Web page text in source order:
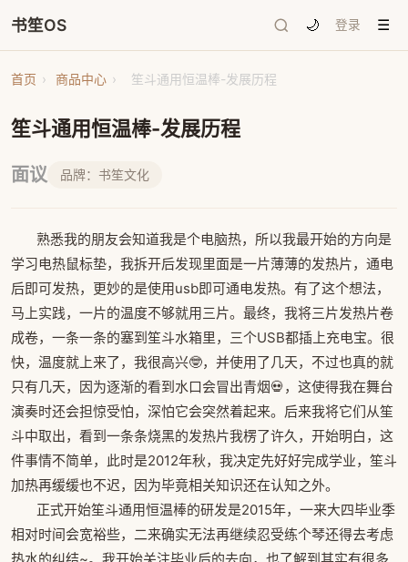
书笙OS 🌙 登录 ☰
首页 › 商品中心 › 笙斗通用恒温棒-发展历程
笙斗通用恒温棒-发展历程
面议 品牌：书笙文化
熟悉我的朋友会知道我是个电脑热，所以我最开始的方向是
学习电热鼠标垫，我拆开后发现里面是一片薄薄的发热片，通电
后即可发热，更妙的是使用usb即可通电发热。有了这个想法，
马上实践，一片的温度不够就用三片。最终，我将三片发热片卷
成卷，一条一条的塞到笙斗水箱里，三个USB都插上充电宝。很
快，温度就上来了，我很高兴🤓，并使用了几天，不过也真的就
只有几天，因为逐渐的看到水口会冒出青烟💀，这使得我在舞台
演奏时还会担惊受怕，深怕它会突然着起来。后来我将它们从笙
斗中取出，看到一条条烧黑的发热片我楞了许久，开始明白，这
件事情不简单，此时是2012年秋，我决定先好好完成学业，笙斗
加热再缓缓也不迟，因为毕竟相关知识还在认知之外。
正式开始笙斗通用恒温棒的研发是2015年，一来大四毕业季
相对时间会宽裕些，二来确实无法再继续忍受练个琴还得去考虑